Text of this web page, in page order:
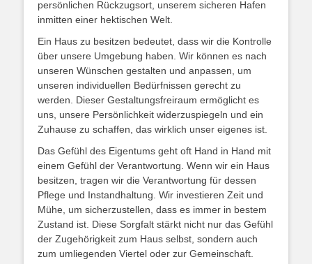
persönlichen Rückzugsort, unserem sicheren Hafen
inmitten einer hektischen Welt.
Ein Haus zu besitzen bedeutet, dass wir die Kontrolle
über unsere Umgebung haben. Wir können es nach
unseren Wünschen gestalten und anpassen, um
unseren individuellen Bedürfnissen gerecht zu
werden. Dieser Gestaltungsfreiraum ermöglicht es
uns, unsere Persönlichkeit widerzuspiegeln und ein
Zuhause zu schaffen, das wirklich unser eigenes ist.
Das Gefühl des Eigentums geht oft Hand in Hand mit
einem Gefühl der Verantwortung. Wenn wir ein Haus
besitzen, tragen wir die Verantwortung für dessen
Pflege und Instandhaltung. Wir investieren Zeit und
Mühe, um sicherzustellen, dass es immer in bestem
Zustand ist. Diese Sorgfalt stärkt nicht nur das Gefühl
der Zugehörigkeit zum Haus selbst, sondern auch
zum umliegenden Viertel oder zur Gemeinschaft.